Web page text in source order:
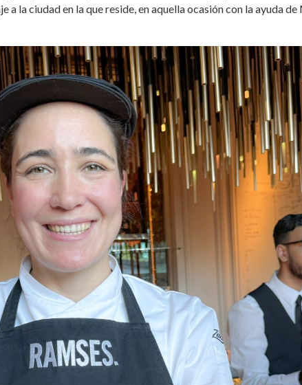
a la ciudad en la que reside, en aquella ocasión con la ayuda